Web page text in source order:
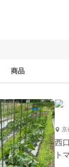
商品
京
西
ト